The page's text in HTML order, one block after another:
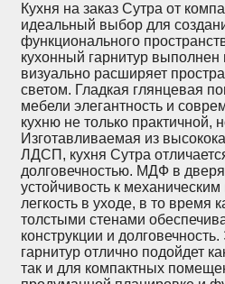
Кухня на заказ Сутра от
идеальный выбор для
функционального
кухонный гарнитур
визуально расширяет
светом. Гладкая глянцевая
мебели элегантность и
кухню не только практичной,
Изготавливаемая из
ЛДСП, кухня Сутра
долговечностью. МДФ в
устойчивость к
легкость в уходе, в то время
толстыми стенами
конструкции и
гарнитур отлично подойдет
так и для компактных